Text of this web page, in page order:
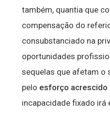
também, quantia que
compensação do
consubstanciado na
oportunidades
sequelas que afetam o
pelo esforço acrescido
incapacidade fixado irá